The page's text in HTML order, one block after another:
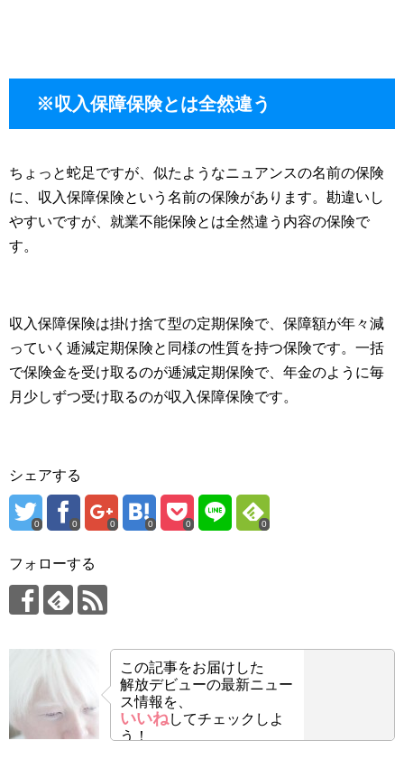
※収入保障保険とは全然違う
ちょっと蛇足ですが、似たようなニュアンスの名前の保険
に、収入保障保険という名前の保険があります。勘違いし
やすいですが、就業不能保険とは全然違う内容の保険で
す。
収入保障保険は掛け捨て型の定期保険で、保障額が年々減
っていく逓減定期保険と同様の性質を持つ保険です。一括
で保険金を受け取るのが逓減定期保険で、年金のように毎
月少しずつ受け取るのが収入保障保険です。
シェアする
0 0 0 0 0 0
フォローする
この記事をお届けした
解放デビューの最新ニュー
ス情報を、
いいねしてチェックしよ
う！